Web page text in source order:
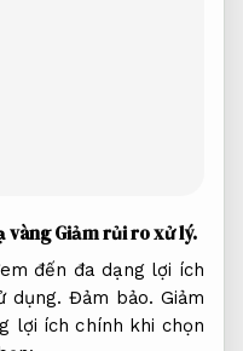
vàngGiảm rủi ro xử lý.
đến đa dạng lợi ích
dụng. Đảm bảo. Giảm
lợi ích chính khi chọn